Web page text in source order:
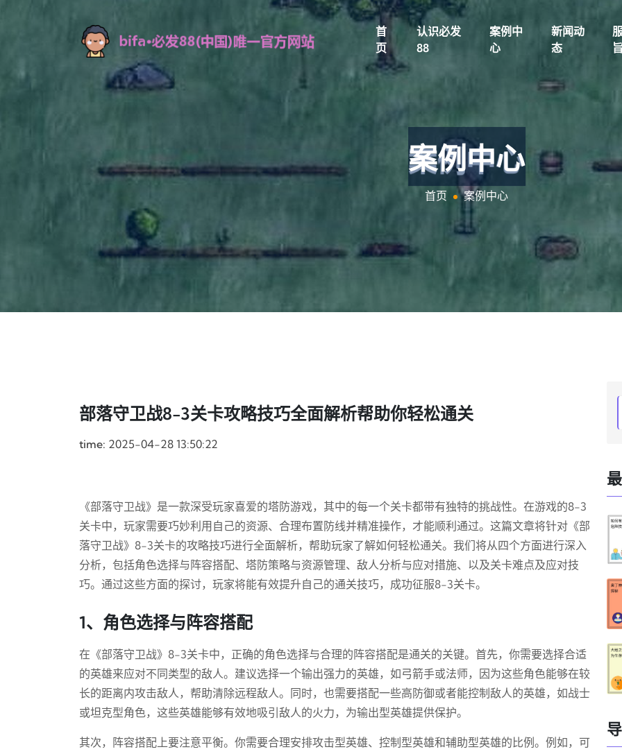
首
页
认识必发
88
案例中
心
新闻动
态
旨
案例中心
首页 案例中心
部落守卫战8-3关卡攻略技巧全面解析帮助你轻松通关
time: 2025-04-28 13:50:22
《部落守卫战》是一款深受玩家喜爱的塔防游戏，其中的每一个关卡都带有独特的挑战性。在游戏的8-3
关卡中，玩家需要巧妙利用自己的资源、合理布置防线并精准操作，才能顺利通过。这篇文章将针对《部
落守卫战》8-3关卡的攻略技巧进行全面解析，帮助玩家了解如何轻松通关。我们将从四个方面进行深入
分析，包括角色选择与阵容搭配、塔防策略与资源管理、敌人分析与应对措施、以及关卡难点及应对技
巧。通过这些方面的探讨，玩家将能有效提升自己的通关技巧，成功征服8-3关卡。
1、角色选择与阵容搭配
在《部落守卫战》8-3关卡中，正确的角色选择与合理的阵容搭配是通关的关键。首先，你需要选择合适
的英雄来应对不同类型的敌人。建议选择一个输出强力的英雄，如弓箭手或法师，因为这些角色能够在较
长的距离内攻击敌人，帮助清除远程敌人。同时，也需要搭配一些高防御或者能控制敌人的英雄，如战士
或坦克型角色，这些英雄能够有效地吸引敌人的火力，为输出型英雄提供保护。
其次，阵容搭配上要注意平衡。你需要合理安排攻击型英雄、控制型英雄和辅助型英雄的比例。例如，可